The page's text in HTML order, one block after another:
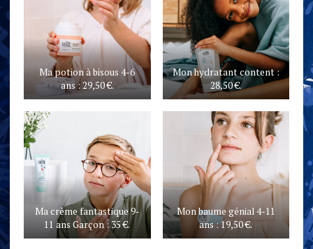
Ma potion à bisous 4-6
ans : 29,50 €.
Mon hydratant content :
28,50 €.
Ma crème fantastique 9-
11 ans Garçon : 35 €.
Mon baume génial 4-11
ans : 19,50 €.